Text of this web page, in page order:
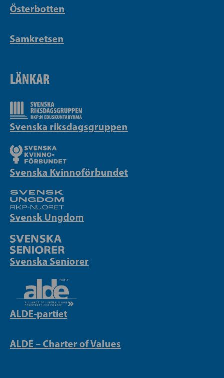
Österbotten
Samkretsen
LÄNKAR
Svenska riksdagsgruppen
Svenska Kvinnoförbundet
Svensk Ungdom
Svenska Seniorer
ALDE-partiet
ALDE – Charter of Values